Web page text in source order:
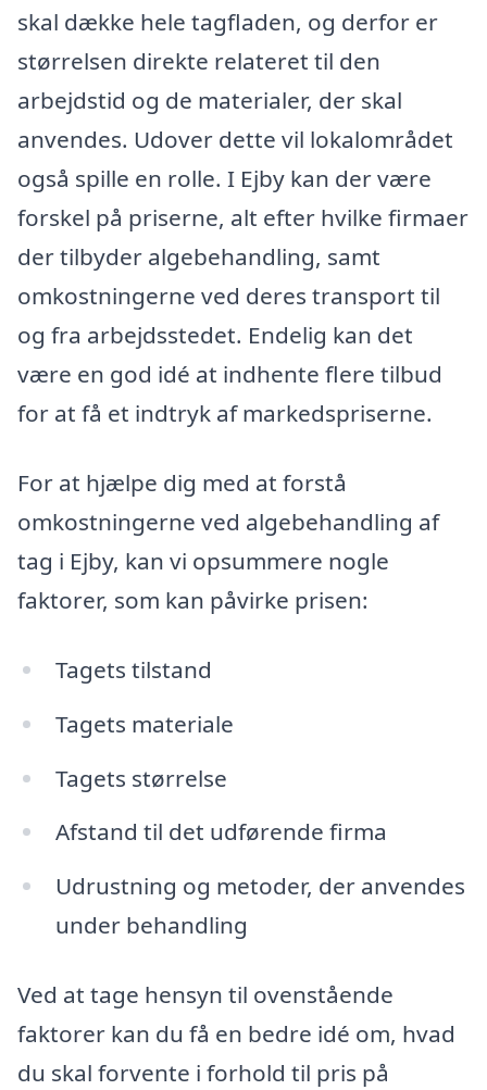
skal dække hele tagfladen, og derfor er
størrelsen direkte relateret til den
arbejdstid og de materialer, der skal
anvendes. Udover dette vil lokalområdet
også spille en rolle. I Ejby kan der være
forskel på priserne, alt efter hvilke firmaer
der tilbyder algebehandling, samt
omkostningerne ved deres transport til
og fra arbejdsstedet. Endelig kan det
være en god idé at indhente flere tilbud
for at få et indtryk af markedspriserne.
For at hjælpe dig med at forstå
omkostningerne ved algebehandling af
tag i Ejby, kan vi opsummere nogle
faktorer, som kan påvirke prisen:
Tagets tilstand
Tagets materiale
Tagets størrelse
Afstand til det udførende firma
Udrustning og metoder, der anvendes
under behandling
Ved at tage hensyn til ovenstående
faktorer kan du få en bedre idé om, hvad
du skal forvente i forhold til pris på